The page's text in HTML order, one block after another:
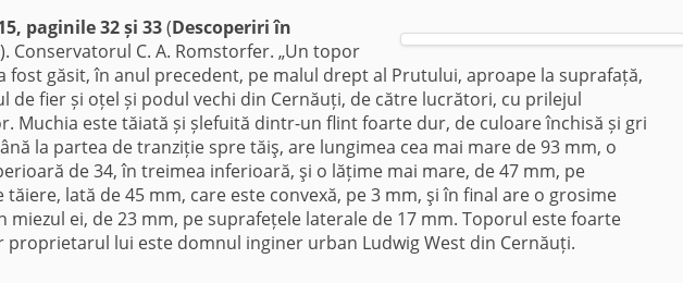
paginile 32 și 33(Descoperiri în
). Conservatorul C. A. Romstorfer. „Un topor
fost găsit, în anul precedent, pe malul drept al Prutului, aproape la suprafață,
de fier și oțel și podul vechi din Cernăuți, de către lucrători, cu prilejul
Muchia este tăiată și șlefuită dintr-un flint foarte dur, de culoare închisă și gri
la partea de tranziție spre tăiş, are lungimea cea mai mare de 93 mm, o
de 34, în treimea inferioară, şi o lățime mai mare, de 47 mm, pe
tăiere, lată de 45 mm, care este convexă, pe 3 mm, şi în final are o grosime
miezul ei, de 23 mm, pe suprafețele laterale de 17 mm. Toporul este foarte
proprietarul lui este domnul inginer urban Ludwig West din Cernăuți.